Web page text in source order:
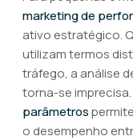
marketing de
ativo estratégico.
utilizam termos
tráfego, a análise
torna-se
parâmetros
o desempenho